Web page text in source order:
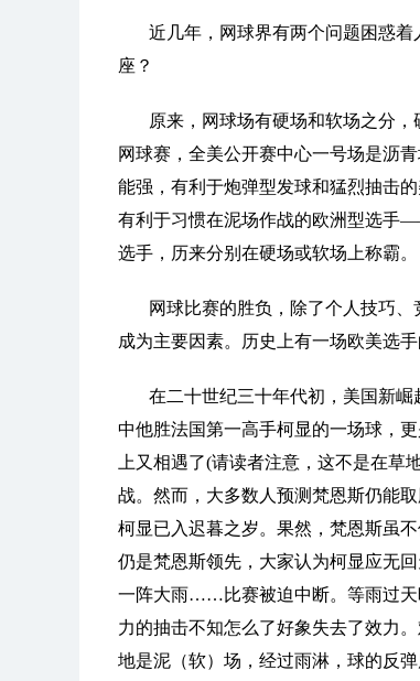
近几年，网球界有两个问题困惑
座？
原来，网球场有硬场和软场之分
网球赛，全美公开赛中心一号场是沥
能强，有利于炮弹型发球和猛烈抽击
有利于习惯在泥场作战的欧洲型选手
选手，历来分别在硬场或软场上称霸。
网球比赛的胜负，除了个人技巧
成为主要因素。历史上有一场欧美选
在二十世纪三十年代初，美国新
中他胜法国第一高手柯显的一场球，
上又相遇了(请读者注意，这不是在
战。然而，大多数人预测梵恩斯仍能
柯显已入迟暮之岁。果然，梵恩斯虽
仍是梵恩斯领先，大家认为柯显应无
一阵大雨……比赛被迫中断。等雨过天
力的抽击不知怎么了好象失去了效力
地是泥（软）场，经过雨淋，球的反